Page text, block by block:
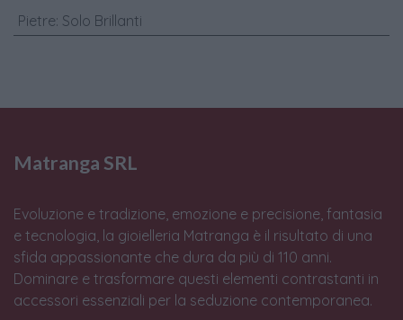
Pietre: Solo Brillanti
Matranga SRL
Evoluzione e tradizione, emozione e precisione, fantasia
e tecnologia, la gioielleria Matranga è il risultato di una
sfida appassionante che dura da più di 110 anni.
Dominare e trasformare questi elementi contrastanti in
accessori essenziali per la seduzione contemporanea.